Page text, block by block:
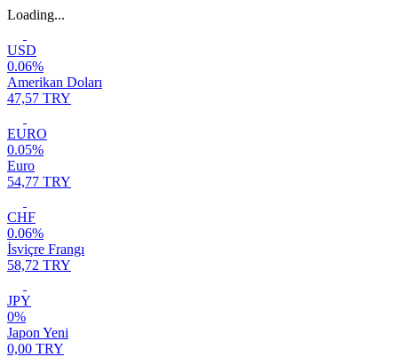
Loading...
USD
0.06%
Amerikan Doları
47,57 TRY
EURO
0.05%
Euro
54,77 TRY
CHF
0.06%
İsviçre Frangı
58,72 TRY
JPY
0%
Japon Yeni
0,00 TRY